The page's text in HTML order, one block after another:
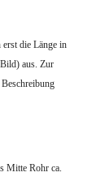
die Länge in
aus. Zur
Rohr ca.